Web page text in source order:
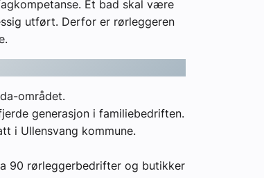
Et bad skal være
utført. Derfor er rørleggeren
området.
generasjon i familiebedriften.
i Ullensvang kommune.
90 rørleggerbedrifter og butikker